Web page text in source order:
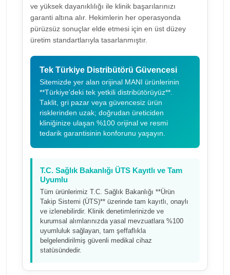
ve yüksek dayanıklılığı ile klinik başarılarınızı
garanti altına alır. Hekimlerin her operasyonda
pürüzsüz sonuçlar elde etmesi için en üst düzey
üretim standartlarıyla tasarlanmıştır.
Tek Türkiye Distribütörü Güvencesi
Sitemizde yer alan orijinal MANI ürünlerinin
**Türkiye'deki tek yetkili distribütörüyüz**.
Taklit, gri pazar veya güvencesiz ürün
risklerinden uzak; doğrudan üreticiden
kliniğinize ulaşan %100 orijinal ve resmi
tedarik garantisinin konforunu yaşayın.
T.C. Sağlık Bakanlığı ÜTS Kayıtlı ve Tam
Uyumlu
Tüm ürünlerimiz T.C. Sağlık Bakanlığı **Ürün
Takip Sistemi (ÜTS)** üzerinde tam kayıtlı, onaylı
ve izlenebilirdir. Klinik denetimlerinizde ve
kurumsal alımlarınızda yasal mevzuatlara %100
uyumluluk sağlayan, tam şeffaflıkla
belgelendirilmiş güvenli medikal cihaz
statüsündedir.